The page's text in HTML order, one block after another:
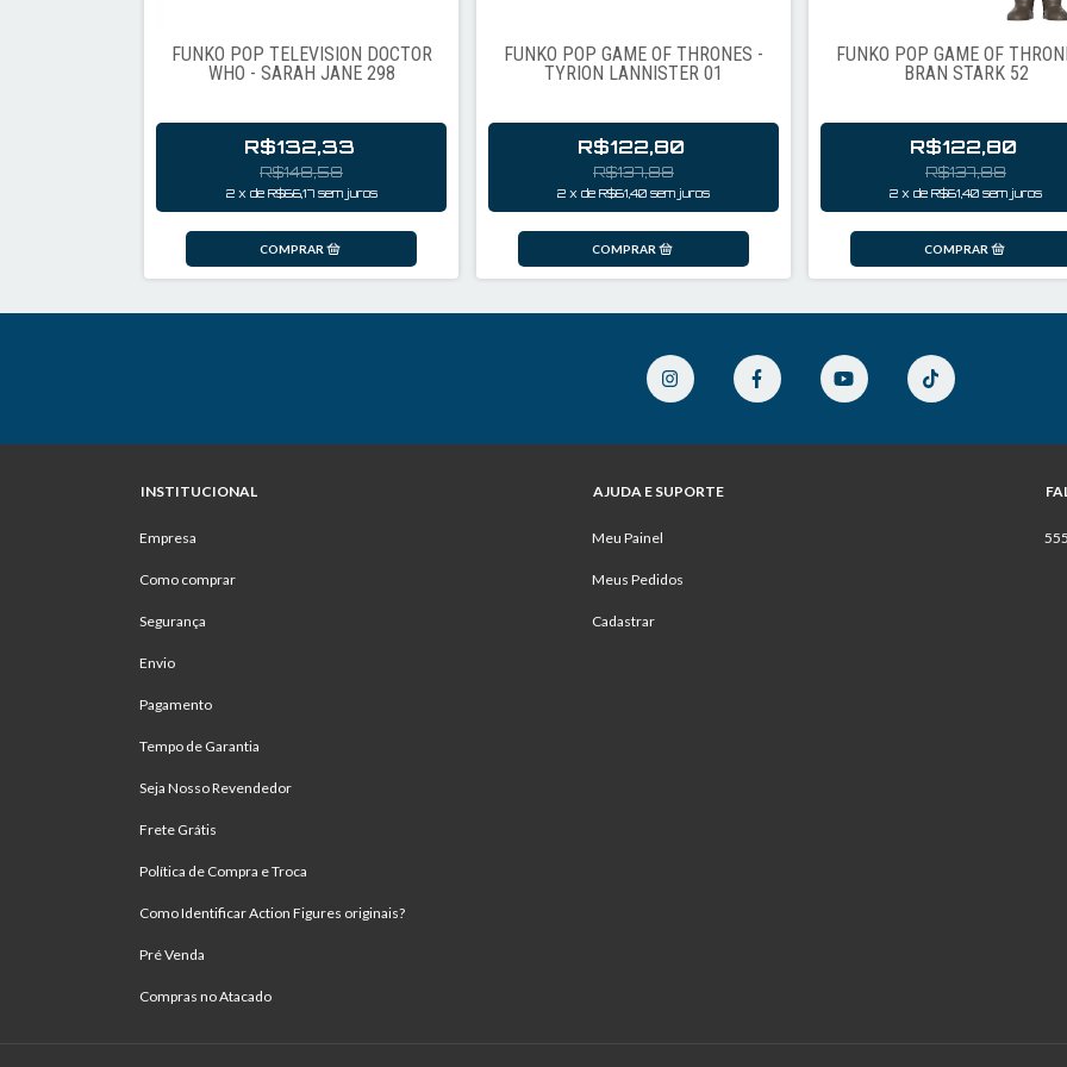
FUNKO POP TELEVISION DOCTOR
WHO - SARAH JANE 298
R$132,33
R$148,58
2 x de R$66,17 sem juros
FUNKO POP GAME OF THRONES -
TYRION LANNISTER 01
R$122,80
R$137,88
2 x de R$61,40 sem juros
FUNKO POP GAME OF
BRAN STARK 52
R$122,80
R$137,88
2 x de R$61,40 sem juros
INSTITUCIONAL
Empresa
Como comprar
Segurança
Envio
Pagamento
Tempo de Garantia
Seja Nosso Revendedor
Frete Grátis
Política de Compra e Troca
Como Identificar Action Figures originais?
Pré Venda
Compras no Atacado
AJUDA E SUPORTE
Meu Painel
Meus Pedidos
Cadastrar